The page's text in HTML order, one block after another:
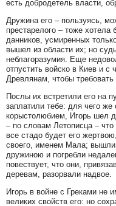
есть добродетель власти,
Дружина его – пользуясь,
престарелого – тоже хотела
данников, усмиренных
вышел из области их; но
неблагоразумия. Еще
отпустить войско в Киев и с
Древлянам, чтобы требовать
Послы их встретили его на
заплатили тебе: для чего
корыстолюбием, Игорь шел
– по словам Летописца –
все стадо будет его
своего, именем Мала; вышли
дружиною и погребли
повествует, что они,
деревам, разорвали надвое.
Игорь в войне с Греками не
великих свойств его: но